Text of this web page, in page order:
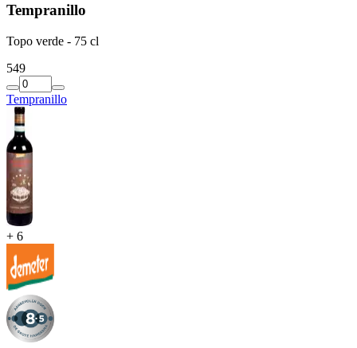
Tempranillo
Topo verde - 75 cl
549
Tempranillo
+ 6